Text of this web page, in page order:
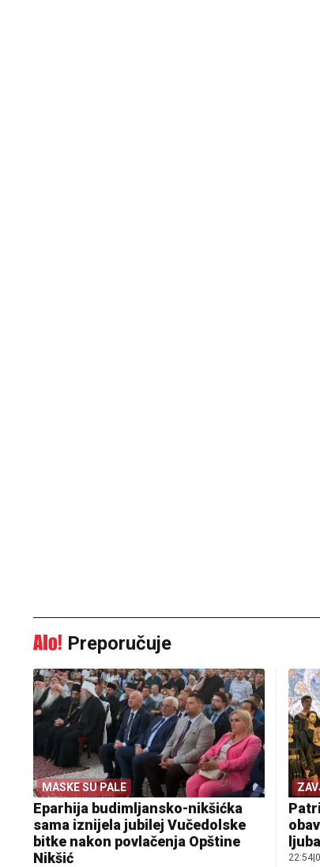
Preporučuje
MASKE SU PALE
Eparhija budimljansko-nikšićka
sama iznijela jubilej Vučedolske
bitke nakon povlačenja Opštine
Nikšić
22:54| 0